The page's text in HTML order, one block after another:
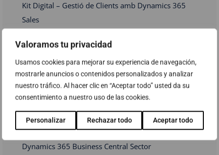
Valoramos tu privacidad
Usamos cookies para mejorar su experiencia de navegación,
mostrarle anuncios o contenidos personalizados y analizar
nuestro tráfico. Al hacer clic en “Aceptar todo” usted da su
consentimiento a nuestro uso de las cookies.
Personalizar Rechazar todo Aceptar todo
Kit Digital – Gestió de Clients amb Dynamics 365
Sales
Kit Digital – Gestió de Processos empresarials amb
Microsoft Dynamics 365 Business Central o Fenix
ERP 3 i Gestió de processos de comptes a pagar
amb SCAN_VISIO
Programa d’ajudes Kit Digital – Solucions de
digitalització per a Pimes
Dynamics 365 Business Central Sector